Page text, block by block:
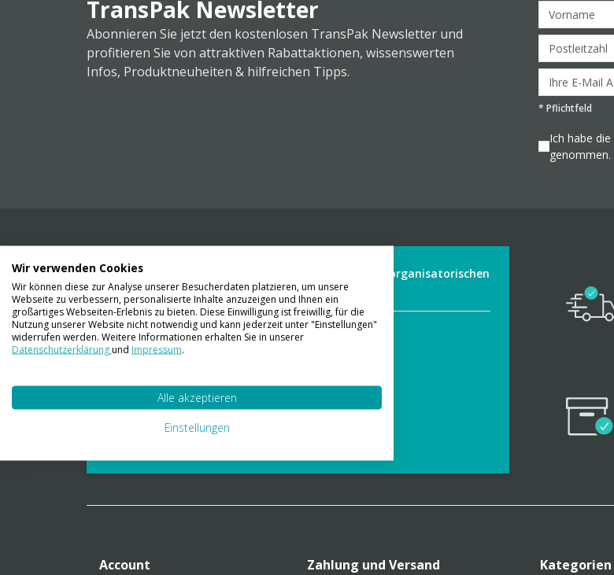
TransPak Newsletter
Abonnieren Sie jetzt den kostenlosen TransPak Newsletter und
profitieren Sie von attraktiven Rabattaktionen, wissenswerten
Infos, Produktneuheiten & hilfreichen Tipps.
* Pflichtfeld
Ich habe die
genommen.
Wir liefern Ihnen Ihre Ware. Abholung ist leider aus organisatorischen
Gründen nicht möglich.
Kontaktieren Sie uns
01 23 06 03 888
info@transpak.at
Verpackungslexikon
Account Zahlung und Versand Kategorien
Wir verwenden Cookies
Wir können diese zur Analyse unserer Besucherdaten platzieren, um unsere
Webseite zu verbessern, personalisierte Inhalte anzuzeigen und Ihnen ein
großartiges Webseiten-Erlebnis zu bieten. Diese Einwilligung ist freiwillig, für die
Nutzung unserer Website nicht notwendig und kann jederzeit unter "Einstellungen"
widerrufen werden. Weitere Informationen erhalten Sie in unserer
Datenschutzerklärungund Impressum.
Alle akzeptieren
Einstellungen